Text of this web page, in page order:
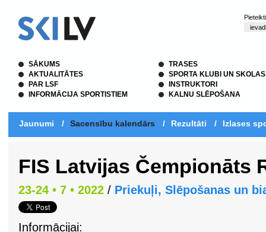
SĀKUMS
AKTUALITĀTES
PAR LSF
INFORMĀCIJA SPORTISTIEM
TRASES
SPORTA KLUBI UN SKOLAS
INSTRUKTORI
KALNU SLĒPOŠANA
Jaunumi / Sacensību kalendārs / Rezultāti / Izlases
FIS Latvijas Čempionāts
23-24 • 7 • 2022 / Priekuļi, Slēpošanas un
Informācijai: